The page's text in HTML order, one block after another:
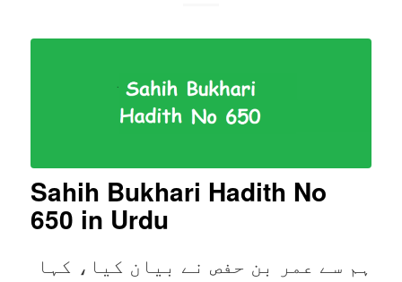
Sahih Bukhari Hadith No
650 in Urdu
ہم سے عمر بن حفص نے بیان کیا، کہا